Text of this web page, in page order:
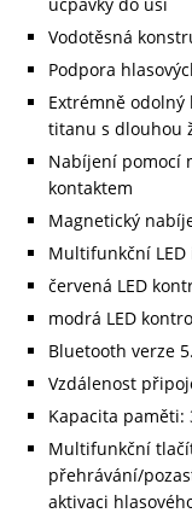
Vodotěsná
Podpora
Extrémně
titanu s dlouhou
Nabíjení pomocí
kontaktem
Magnetický
Multifunkční LED
červená LED
modrá LED
Bluetooth verze
Vzdálenost
Kapacita paměti:
Multifunkční
přehrávání/
aktivaci